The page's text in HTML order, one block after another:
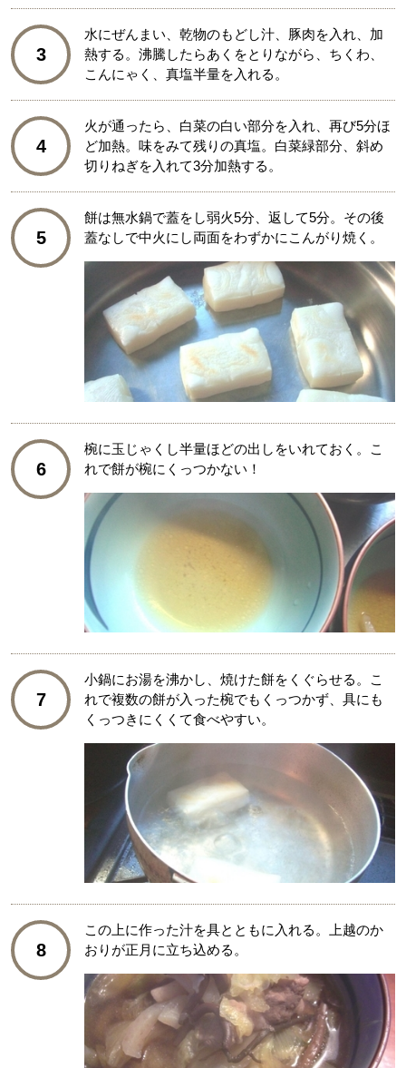
3
水にぜんまい、乾物のもどし汁、豚肉を入れ、加
熱する。沸騰したらあくをとりながら、ちくわ、
こんにゃく、真塩半量を入れる。
4
火が通ったら、白菜の白い部分を入れ、再び5分ほ
ど加熱。味をみて残りの真塩。白菜緑部分、斜め
切りねぎを入れて3分加熱する。
5
餅は無水鍋で蓋をし弱火5分、返して5分。その後
蓋なしで中火にし両面をわずかにこんがり焼く。
6
椀に玉じゃくし半量ほどの出しをいれておく。こ
れで餅が椀にくっつかない！
7
小鍋にお湯を沸かし、焼けた餅をくぐらせる。こ
れで複数の餅が入った椀でもくっつかず、具にも
くっつきにくくて食べやすい。
8
この上に作った汁を具とともに入れる。上越のか
おりが正月に立ち込める。